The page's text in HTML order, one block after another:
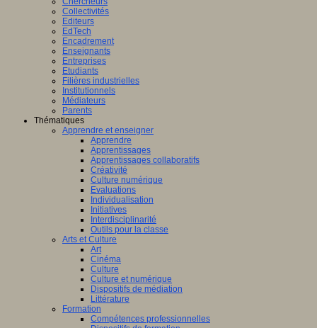
Collectivités
Editeurs
EdTech
Encadrement
Enseignants
Entreprises
Etudiants
Filières industrielles
Institutionnels
Médiateurs
Parents
Thématiques
Apprendre et enseigner
Apprendre
Apprentissages
Apprentissages collaboratifs
Créativité
Culture numérique
Evaluations
Individualisation
Initiatives
Interdisciplinarité
Outils pour la classe
Arts et Culture
Art
Cinéma
Culture
Culture et numérique
Dispositifs de médiation
Littérature
Formation
Compétences professionnelles